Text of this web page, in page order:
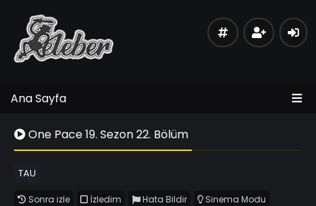
Ana Sayfa
One Pace 19. Sezon 22. Bölüm
TAU
Sonra izle İzledim Hata Bildir Sinema Modu